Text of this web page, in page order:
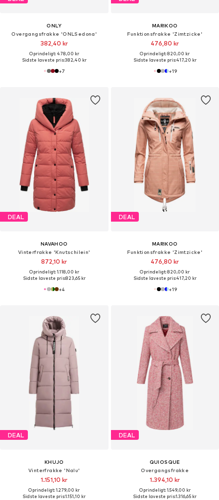
ONLY
Overgangsfrakke 'ONLSedona'
382,40 kr
Oprindeligt: 478,00 kr
Sidste laveste pris:382,40 kr
+7
MARIKOO
Funktionsfrakke 'Zimtzicke'
476,80 kr
Oprindeligt: 820,00 kr
Sidste laveste pris:417,20 kr
+19
DEAL
NAVAHOO
Vinterfrakke 'Knutschilein'
872,10 kr
Oprindeligt: 1.118,00 kr
Sidste laveste pris:823,65 kr
+4
DEAL
MARIKOO
Funktionsfrakke 'Zimtzicke'
476,80 kr
Oprindeligt: 820,00 kr
Sidste laveste pris:417,20 kr
+19
DEAL
KHUJO
Vinterfrakke 'Nalu'
1.151,10 kr
Oprindeligt: 1.279,00 kr
Sidste laveste pris:1.151,10 kr
DEAL
QUIOSQUE
Overgangsfrakke
1.394,10 kr
Oprindeligt: 1.549,00 kr
Sidste laveste pris:1.316,65 kr